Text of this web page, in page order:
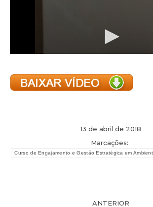
13 de abril de 2018
Marcações:
Curso de Engajamento e Gestão Estratégica em
ANTERIOR